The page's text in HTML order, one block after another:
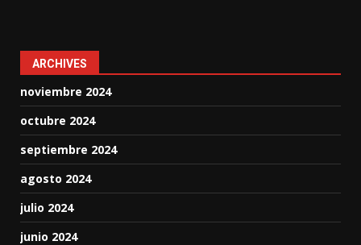
ARCHIVES
noviembre 2024
octubre 2024
septiembre 2024
agosto 2024
julio 2024
junio 2024